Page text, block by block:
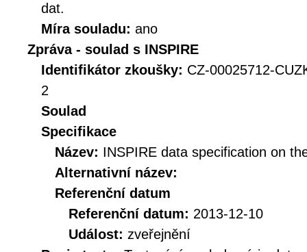
dat.
Míra souladu: ano
Zpráva - soulad s INSPIRE
Identifikátor zkoušky: CZ-00025712-
2
Soulad
Specifikace
Název: INSPIRE data specification on
Alternativní název:
Referenční datum
Referenční datum: 2013-12-10
Událost: zveřejnění